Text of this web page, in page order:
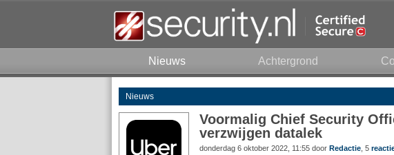
Nieuws Achtergrond
Nieuws
Voormalig Chief Security
verzwijgen datalek
donderdag 6 oktober 2022, 11:55 door Redactie , 5